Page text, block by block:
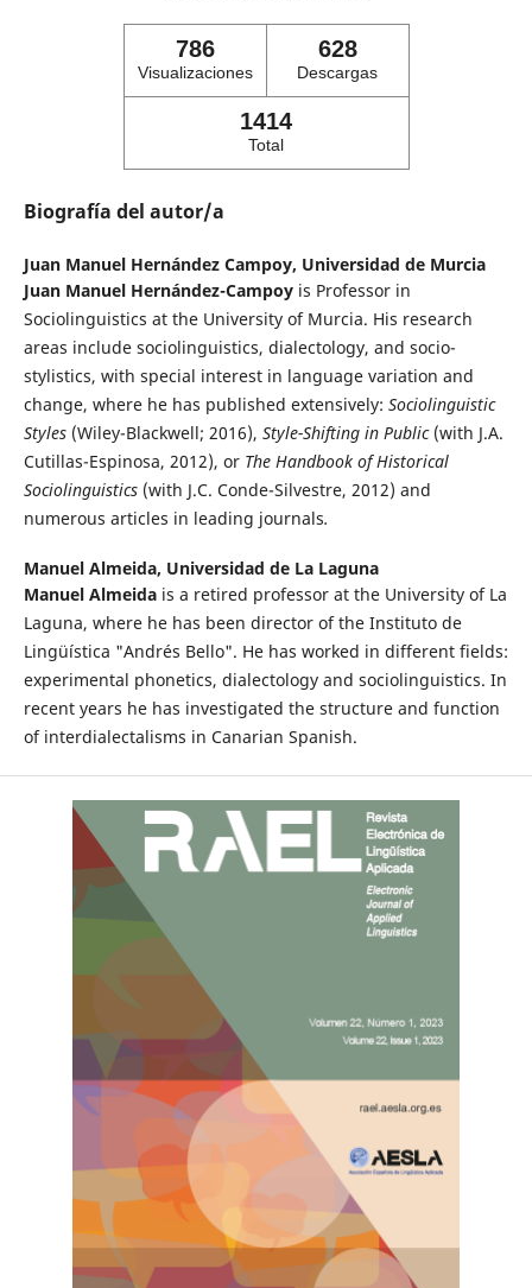
786
Visualizaciones
628
Descargas
1414
Total
Biografía del autor/a
Juan Manuel Hernández Campoy, Universidad de Murcia
Juan Manuel Hernández-Campoyis Professor in
Sociolinguistics at the University of Murcia. His research
areas include sociolinguistics, dialectology, and socio-
stylistics, with special interest in language variation and
change, where he has published extensively: Sociolinguistic
Styles(Wiley-Blackwell; 2016), Style-Shifting in Public (with J.A.
Cutillas-Espinosa, 2012), or The Handbook of Historical
Sociolinguistics(with J.C. Conde-Silvestre, 2012) and
numerous articles in leading journals.
Manuel Almeida, Universidad de La Laguna
Manuel Almeidais a retired professor at the University of La
Laguna, where he has been director of the Instituto de
Lingüística "Andrés Bello". He has worked in different fields:
experimental phonetics, dialectology and sociolinguistics. In
recent years he has investigated the structure and function
of interdialectalisms in Canarian Spanish.